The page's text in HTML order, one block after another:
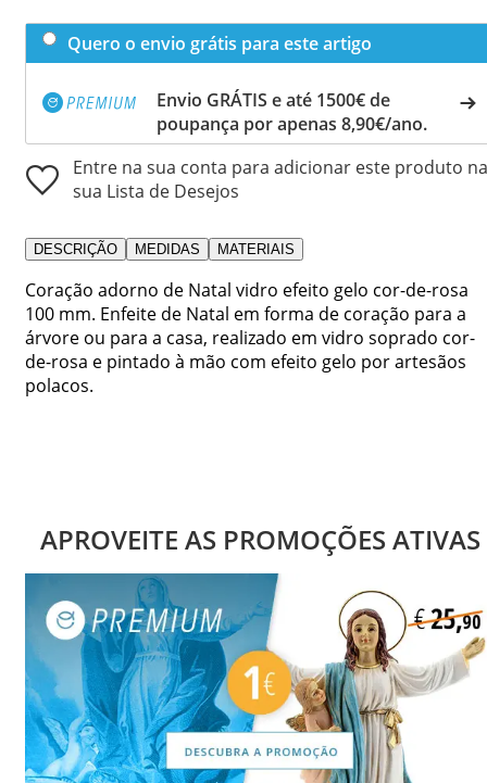
Quero o envio grátis para este artigo
Envio GRÁTIS e até 1500€ de
poupança por apenas 8,90€/ano.
Entre na sua conta para adicionar este produto na
sua Lista de Desejos
DESCRIÇÃO MEDIDAS MATERIAIS
Coração adorno de Natal vidro efeito gelo cor-de-rosa
100 mm. Enfeite de Natal em forma de coração para a
árvore ou para a casa, realizado em vidro soprado cor-
de-rosa e pintado à mão com efeito gelo por artesãos
polacos.
APROVEITE AS PROMOÇÕES ATIVAS